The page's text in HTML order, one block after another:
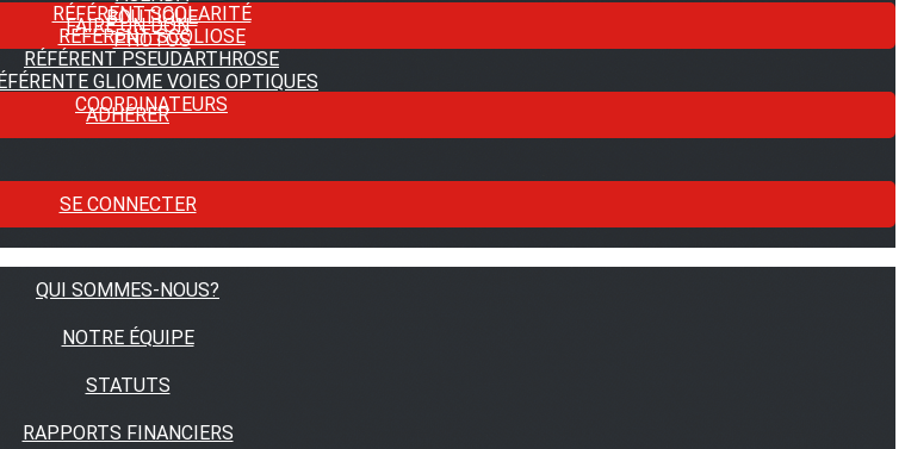
BOUTIQUE
PHOTOS
RÉFÉRENT SCOLARITÉ
RÉFÉRENT SCOLIOSE
RÉFÉRENT PSEUDARTHROSE
GLIOME VOIES OPTIQUES
COORDINATEURS
FAIRE UN DON
ADHÉRER
SE CONNECTER
QUI SOMMES-NOUS?
NOTRE ÉQUIPE
STATUTS
RAPPORTS FINANCIERS